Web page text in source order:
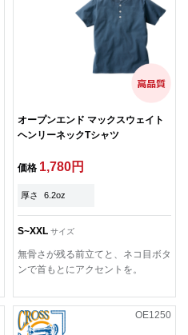
オープンエンド マックスウェイト
ヘンリーネックTシャツ
価格 1,780円
厚さ 6.2oz
S~XXL サイズ
無骨さが残る前立てと、ネコ目ボタ
ンで首もとにアクセントを。
OE1250